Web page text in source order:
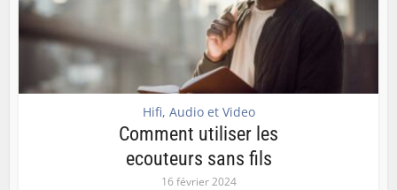
Hifi, Audio et Video
Comment utiliser les
ecouteurs sans fils
16 février 2024